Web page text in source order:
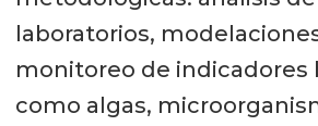
laboratorios,
monitoreo de indicadores
como algas,